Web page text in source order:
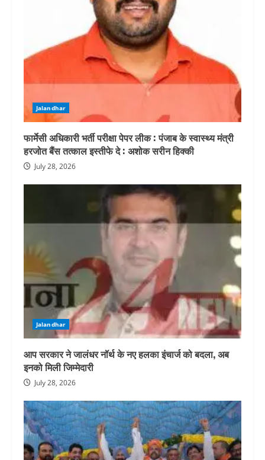
Jalandhar
फार्मेसी अधिकारी भर्ती परीक्षा पेपर लीक : पंजाब के स्वास्थ्य मंत्री
हरजोत बैंस तत्काल इस्तीफे दे : अशोक सरीन हिक्की
July 28, 2026
Jalandhar
आप सरकार ने जालंधर नॉर्थ के नए हलका इंचार्ज को बदला, अब
इनको मिली जिम्मेदारी
July 28, 2026